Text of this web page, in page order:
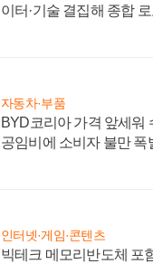
이터·기술 결집해 종합
자동차·부품
BYD코리아 가격 앞세워
공임비에 소비자 불만 폭
인터넷·게임·콘텐츠
빅테크 메모리반도체 포